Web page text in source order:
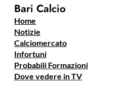
Bari Calcio
Home
Notizie
Calciomercato
Infortuni
Probabili Formazioni
Dove vedere in TV